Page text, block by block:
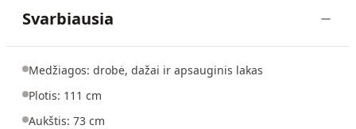
Svarbiausia
Medžiagos: drobė, dažai ir apsauginis lakas
Plotis: 111 cm
Aukštis: 73 cm